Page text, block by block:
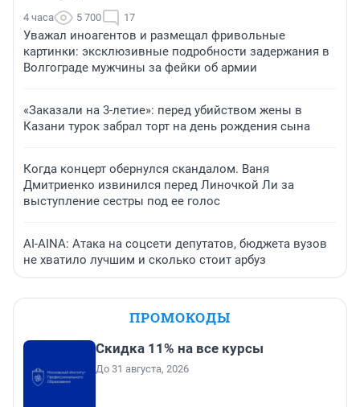
4 часа 5 700 17
Уважал иноагентов и размещал фривольные
картинки: эксклюзивные подробности задержания в
Волгограде мужчины за фейки об армии
«Заказали на 3-летие»: перед убийством жены в
Казани турок забрал торт на день рождения сына
Когда концерт обернулся скандалом. Ваня
Дмитриенко извинился перед Линочкой Ли за
выступление сестры под ее голос
AI-AINA: Атака на соцсети депутатов, бюджета вузов
не хватило лучшим и сколько стоит арбуз
ПРОМОКОДЫ
Скидка 11% на все курсы
До 31 августа, 2026